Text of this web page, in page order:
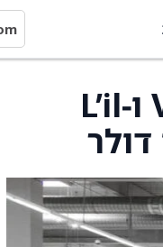
Church & Dwight תמכור את VitaFusion ו‑L’il